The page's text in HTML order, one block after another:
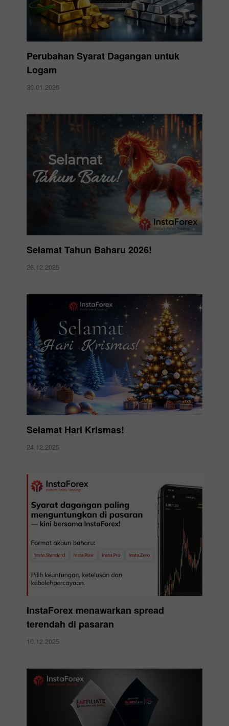
Perubahan Syarat Dagangan untuk
Logam
30.01.2026
Selamat Tahun Baharu 2026!
26.12.2025
Selamat Hari Krismas!
24.12.2025
InstaForex menawarkan spread
terendah di pasaran
10.12.2025